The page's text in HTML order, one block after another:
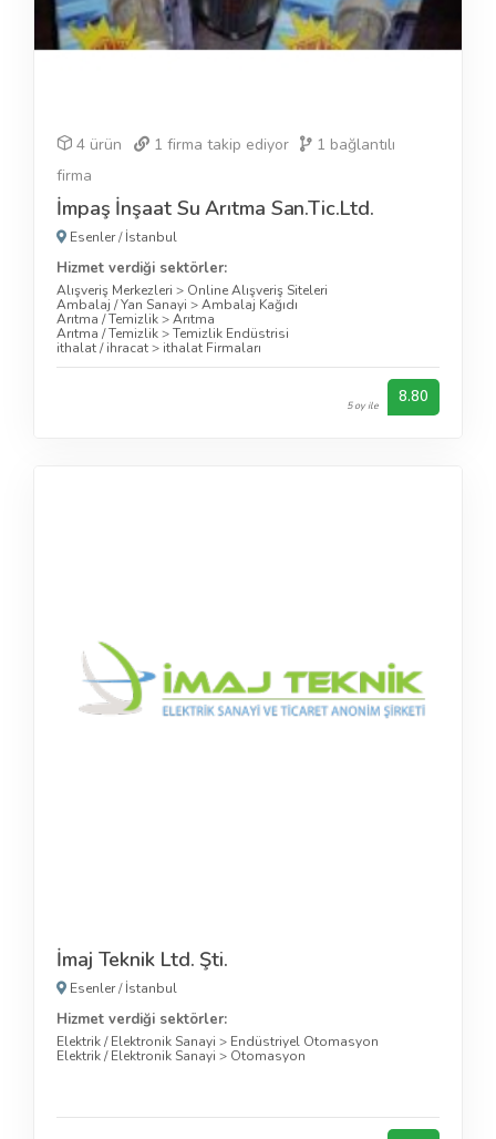
4 ürün 1 firma takip ediyor 1 bağlantılı
firma
İmpaş İnşaat Su Arıtma San.Tic.Ltd.
Esenler/İstanbul
Hizmet verdiği sektörler:
Alışveriş Merkezleri > Online Alışveriş Siteleri
Ambalaj / Yan Sanayi >Ambalaj Kağıdı
Arıtma / Temizlik>Arıtma
Arıtma / Temizlik>Temizlik Endüstrisi
ithalat / ihracat> ithalat Firmaları
5 oy ile 8.80
İmaj Teknik Ltd. Şti.
Esenler/İstanbul
Hizmet verdiği sektörler:
Elektrik / Elektronik Sanayi > Endüstriyel Otomasyon
Elektrik / Elektronik Sanayi > Otomasyon